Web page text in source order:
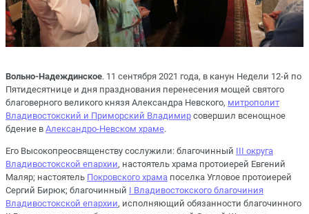
Вольно-Надеждинское. 11 сентября 2021 года, в канун Недели 12-й по
Пятидесятнице и дня празднования перенесения мощей святого
благоверного великого князя Александра Невского, митрополит
Владивостокский и Приморский Владимир совершил всенощное
бдение в Александро-Невском храме.
Его Высокопреосвященству сослужили: благочинный III округа
Владивостокской епархии, настоятель храма протоиерей Евгений
Маляр; настоятель Покровского храма поселка Угловое протоиерей
Сергий Бирюк; благочинный I Владивостокского благочиния
Владивостокской епархии, исполняющий обязанности благочинного